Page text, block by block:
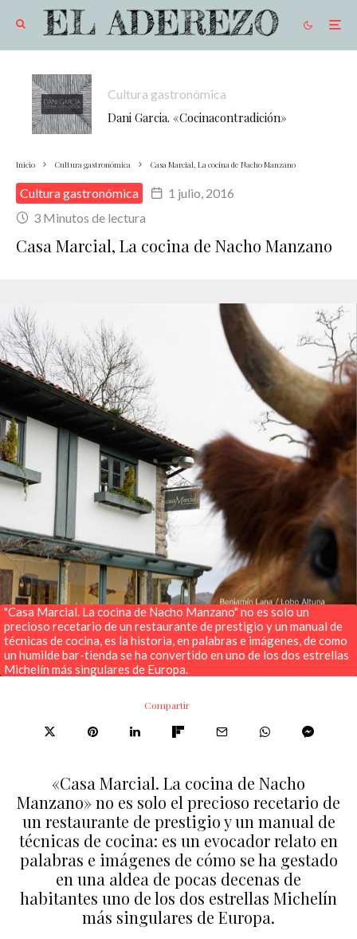
Cultura gastronómica
Dani Garcia. «Cocinacontradición»
Inicio Cultura gastronómica Casa Marcial, La cocina de Nacho Manzano
Cultura gastronómica
1 julio, 2016
3 Minutos de lectura
Casa Marcial, La cocina de Nacho Manzano
"Casa Marcial. La cocina de Nacho Manzano" no es solo un
precioso recetario de un restaurante de prestigio y un manual de
técnicas de cocina, es la historia, en palabras e imágenes, de como
un humilde bar-tienda se ha convertido en uno de los dos estrellas
Michelín más singulares de Europa.
Compartir
«Casa Marcial. La cocina de Nacho
Manzano» no es solo el precioso recetario de
un restaurante de prestigio y un manual de
técnicas de cocina: es un evocador relato en
palabras e imágenes de cómo se ha gestado
en una aldea de pocas decenas de
habitantes uno de los dos estrellas Michelín
más singulares de Europa.